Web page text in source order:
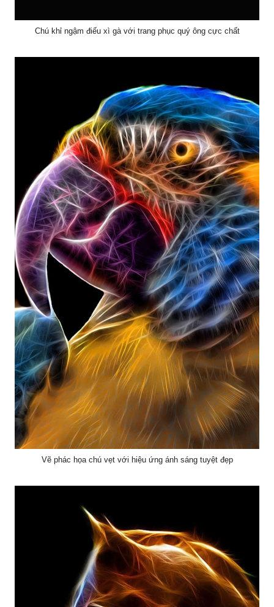
Chú khỉ ngậm điếu xì gà với trang phục quý ông cực chất
Vẽ phác họa chú vẹt với hiệu ứng ánh sáng tuyệt đẹp